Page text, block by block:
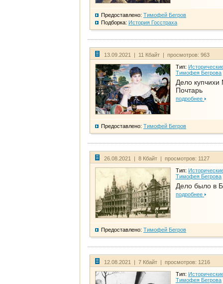
Предоставлено: Тимофей Бегров
Подборка: История Госстраха
13.09.2021 | 11 Кбайт | просмотров: 963
Тип:
Тимофея Бегрова
Дело
Почтарь
подробнее
Предоставлено: Тимофей Бегров
26.08.2021 | 8 Кбайт | просмотров: 1127
Тип:
Тимофея Бегрова
Дело было в
подробнее
Предоставлено: Тимофей Бегров
12.08.2021 | 7 Кбайт | просмотров: 1216
Тип:
Тимофея Бегрова